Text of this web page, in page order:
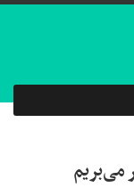
می‌بریم